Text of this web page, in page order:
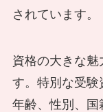
されています。
資格の大きな魅
す。特別な受験
年齢、性別、国